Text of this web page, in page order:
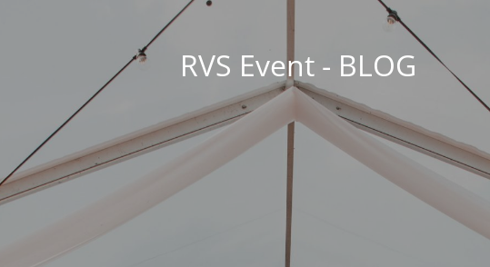
RVS Event - BLOG